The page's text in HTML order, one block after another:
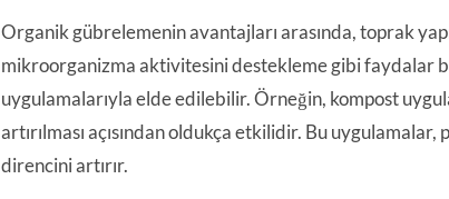
Organik gübrelemenin avantajları arasında, toprak
mikroorganizma aktivitesini destekleme gibi faydalar
uygulamalarıyla elde edilebilir. Örneğin, kompost
artırılması açısından oldukça etkilidir. Bu
direncini artırır.